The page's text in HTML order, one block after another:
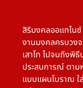
สิริมงคลออแกไน
งานมงคลครบวง
เสาโท ไปจนถึงพิ
ประสบการณ์ ตา
แบบแผนโบราณ ใ